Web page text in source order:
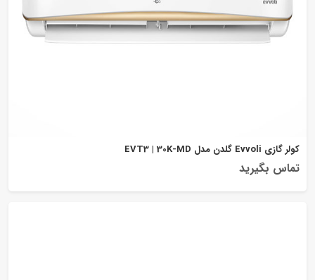
کولر گازی Evvoli گلدن مدل EVT3 | 30K-MD
تماس بگیرید